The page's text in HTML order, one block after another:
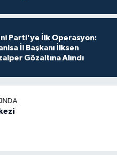
Parti'ye İlk Operasyon:
İl Başkanı İlksen
Gözaltına Alındı